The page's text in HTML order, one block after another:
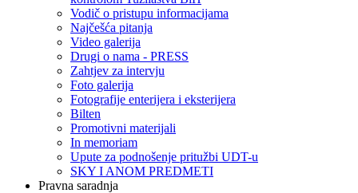
Vodič o pristupu informacijama
Najčešća pitanja
Video galerija
Drugi o nama - PRESS
Zahtjev za intervju
Foto galerija
Fotografije enterijera i eksterijera
Bilten
Promotivni materijali
In memoriam
Upute za podnošenje pritužbi UDT-u
SKY I ANOM PREDMETI
Pravna saradnja